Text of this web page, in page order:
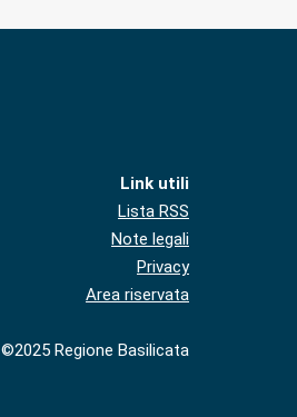
Link utili
Lista RSS
Note legali
Privacy
Area riservata
©2025 Regione Basilicata